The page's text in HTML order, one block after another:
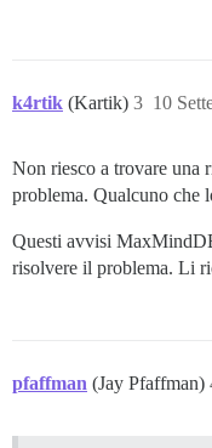
k4rtik (Kartik) 10
3
Non riesco a trovare una
problema. Qualcuno che
Questi avvisi
risolvere il problema. Li
pfaffman (Jay Pfaffman)